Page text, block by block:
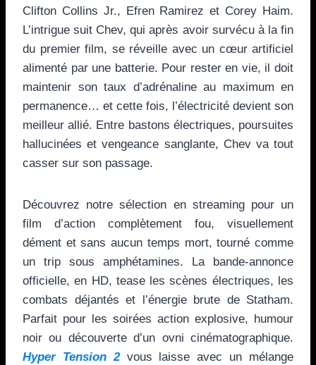
Clifton Collins Jr., Efren Ramirez et Corey Haim.
L’intrigue suit Chev, qui après avoir survécu à la fin
du premier film, se réveille avec un cœur artificiel
alimenté par une batterie. Pour rester en vie, il doit
maintenir son taux d’adrénaline au maximum en
permanence… et cette fois, l’électricité devient son
meilleur allié. Entre bastons électriques, poursuites
hallucinées et vengeance sanglante, Chev va tout
casser sur son passage.
Découvrez notre sélection en streaming pour un
film d’action complètement fou, visuellement
dément et sans aucun temps mort, tourné comme
un trip sous amphétamines. La bande-annonce
officielle, en HD, tease les scènes électriques, les
combats déjantés et l’énergie brute de Statham.
Parfait pour les soirées action explosive, humour
noir ou découverte d’un ovni cinématographique.
Hyper Tension 2vous laisse avec un mélange